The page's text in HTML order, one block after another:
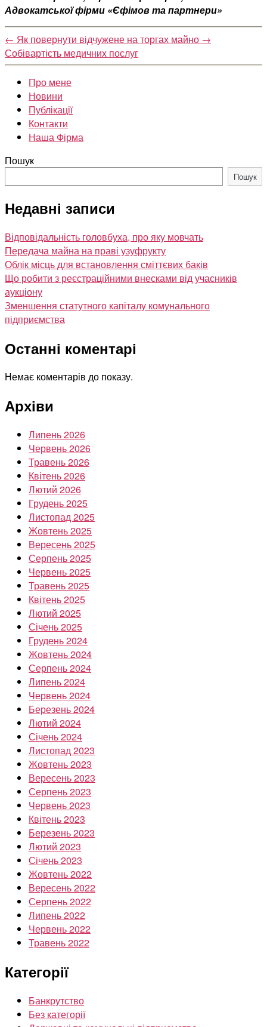
Адвокатської фірми «Єфімов та партнери»
← Як повернути відчужене на торгах майно →
Собівартість медичних послуг
Про мене
Новини
Публікації
Контакти
Наша Фірма
Пошук
Пошук
Недавні записи
Відповідальність головбуха, про яку мовчать
Передача майна на праві узуфрукту
Облік місць для встановлення сміттєвих баків
Що робити з реєстраційними внесками від учасників
аукціону
Зменшення статутного капіталу комунального
підприємства
Останні коментарі
Немає коментарів до показу.
Архіви
Липень 2026
Червень 2026
Травень 2026
Квітень 2026
Лютий 2026
Грудень 2025
Листопад 2025
Жовтень 2025
Вересень 2025
Серпень 2025
Червень 2025
Травень 2025
Квітень 2025
Лютий 2025
Січень 2025
Грудень 2024
Жовтень 2024
Серпень 2024
Липень 2024
Червень 2024
Березень 2024
Лютий 2024
Січень 2024
Листопад 2023
Жовтень 2023
Вересень 2023
Серпень 2023
Червень 2023
Квітень 2023
Березень 2023
Лютий 2023
Січень 2023
Жовтень 2022
Вересень 2022
Серпень 2022
Липень 2022
Червень 2022
Травень 2022
Категорії
Банкрутство
Без категорії